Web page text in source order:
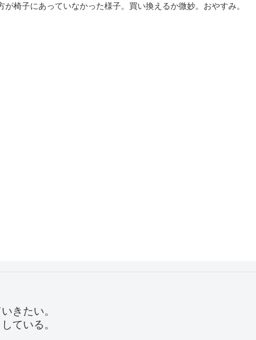
が椅子にあっていなかった様子。買い換えるか微妙。おやすみ。
きたい。
ている。